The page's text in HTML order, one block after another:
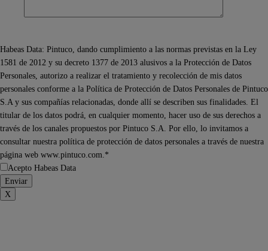
Habeas Data: Pintuco, dando cumplimiento a las normas previstas en la Ley
1581 de 2012 y su decreto 1377 de 2013 alusivos a la Protección de Datos
Personales, autorizo a realizar el tratamiento y recolección de mis datos
personales conforme a la Política de Protección de Datos Personales de Pintuco
S.A y sus compañías relacionadas, donde allí se describen sus finalidades. El
titular de los datos podrá, en cualquier momento, hacer uso de sus derechos a
través de los canales propuestos por Pintuco S.A. Por ello, lo invitamos a
consultar nuestra política de protección de datos personales a través de nuestra
página web www.pintuco.com.*
Acepto Habeas Data
X